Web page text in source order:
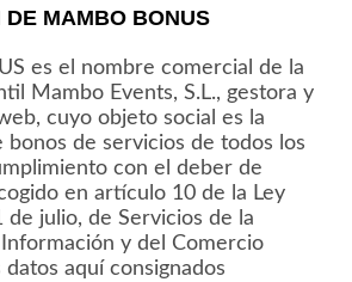
DE MAMBO BONUS
es el nombre comercial de la
Mambo Events, S.L., gestora y
cuyo objeto social es la
bonos de servicios de todos los
con el deber de
en artículo 10 de la Ley
de julio, de Servicios de la
y del Comercio
datos aquí consignados